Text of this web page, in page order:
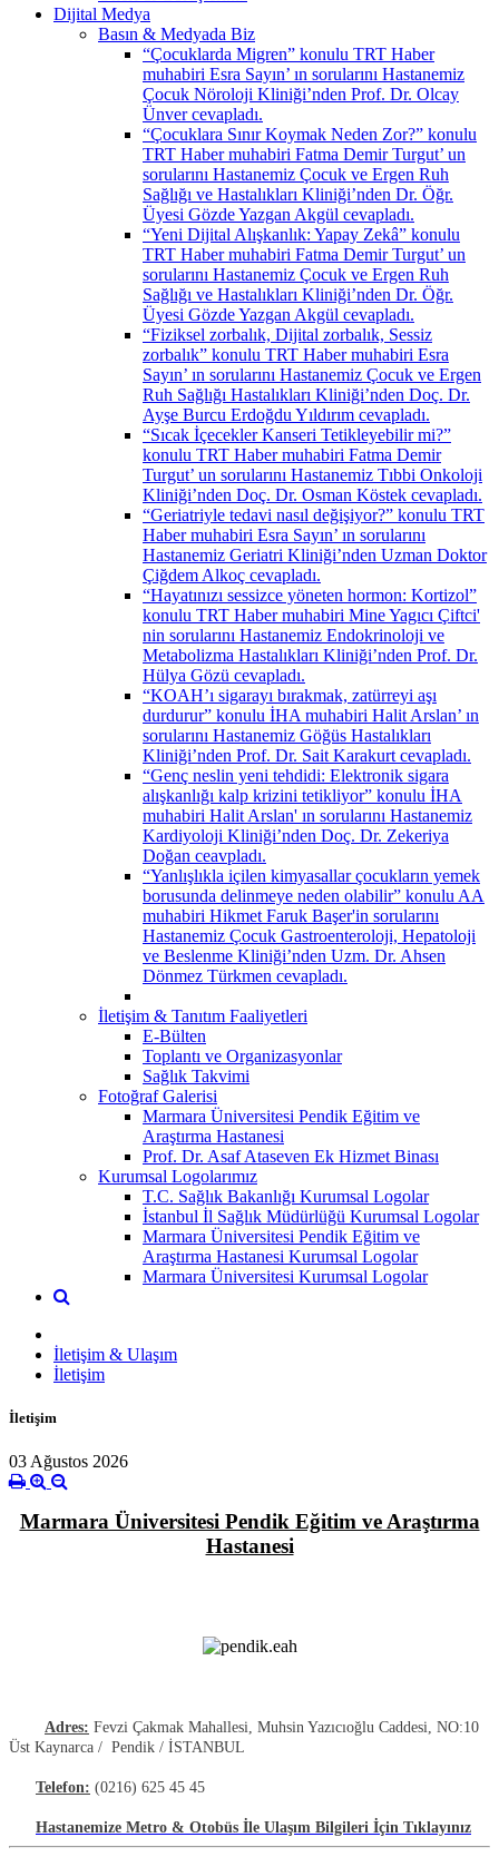
Dijital Medya
Basın & Medyada Biz
“Çocuklarda Migren” konulu TRT Haber
muhabiri Esra Sayın’ ın sorularını Hastanemiz
Çocuk Nöroloji Kliniği’nden Prof. Dr. Olcay
Ünver cevapladı.
“Çocuklara Sınır Koymak Neden Zor?” konulu
TRT Haber muhabiri Fatma Demir Turgut’ un
sorularını Hastanemiz Çocuk ve Ergen Ruh
Sağlığı ve Hastalıkları Kliniği’nden Dr. Öğr.
Üyesi Gözde Yazgan Akgül cevapladı.
“Yeni Dijital Alışkanlık: Yapay Zekâ” konulu
TRT Haber muhabiri Fatma Demir Turgut’ un
sorularını Hastanemiz Çocuk ve Ergen Ruh
Sağlığı ve Hastalıkları Kliniği’nden Dr. Öğr.
Üyesi Gözde Yazgan Akgül cevapladı.
“Fiziksel zorbalık, Dijital zorbalık, Sessiz
zorbalık” konulu TRT Haber muhabiri Esra
Sayın’ ın sorularını Hastanemiz Çocuk ve Ergen
Ruh Sağlığı Hastalıkları Kliniği’nden Doç. Dr.
Ayşe Burcu Erdoğdu Yıldırım cevapladı.
“Sıcak İçecekler Kanseri Tetikleyebilir mi?”
konulu TRT Haber muhabiri Fatma Demir
Turgut’ un sorularını Hastanemiz Tıbbi Onkoloji
Kliniği’nden Doç. Dr. Osman Köstek cevapladı.
“Geriatriyle tedavi nasıl değişiyor?” konulu TRT
Haber muhabiri Esra Sayın’ ın sorularını
Hastanemiz Geriatri Kliniği’nden Uzman Doktor
Çiğdem Alkoç cevapladı.
“Hayatınızı sessizce yöneten hormon: Kortizol”
konulu TRT Haber muhabiri Mine Yagıcı Çiftci'
nin sorularını Hastanemiz Endokrinoloji ve
Metabolizma Hastalıkları Kliniği’nden Prof. Dr.
Hülya Gözü cevapladı.
“KOAH’ı sigarayı bırakmak, zatürreyi aşı
durdurur” konulu İHA muhabiri Halit Arslan’ ın
sorularını Hastanemiz Göğüs Hastalıkları
Kliniği’nden Prof. Dr. Sait Karakurt cevapladı.
“Genç neslin yeni tehdidi: Elektronik sigara
alışkanlığı kalp krizini tetikliyor” konulu İHA
muhabiri Halit Arslan' ın sorularını Hastanemiz
Kardiyoloji Kliniği’nden Doç. Dr. Zekeriya
Doğan ceavpladı.
“Yanlışlıkla içilen kimyasallar çocukların yemek
borusunda delinmeye neden olabilir” konulu AA
muhabiri Hikmet Faruk Başer'in sorularını
Hastanemiz Çocuk Gastroenteroloji, Hepatoloji
ve Beslenme Kliniği’nden Uzm. Dr. Ahsen
Dönmez Türkmen cevapladı.
İletişim & Tanıtım Faaliyetleri
E-Bülten
Toplantı ve Organizasyonlar
Sağlık Takvimi
Fotoğraf Galerisi
Marmara Üniversitesi Pendik Eğitim ve
Araştırma Hastanesi
Prof. Dr. Asaf Ataseven Ek Hizmet Binası
Kurumsal Logolarımız
T.C. Sağlık Bakanlığı Kurumsal Logolar
İstanbul İl Sağlık Müdürlüğü Kurumsal Logolar
Marmara Üniversitesi Pendik Eğitim ve
Araştırma Hastanesi Kurumsal Logolar
Marmara Üniversitesi Kurumsal Logolar
İletişim & Ulaşım
İletişim
İletişim
03 Ağustos 2026
Marmara Üniversitesi Pendik Eğitim ve Araştırma
Hastanesi
Adres: Fevzi Çakmak Mahallesi, Muhsin Yazıcıoğlu Caddesi, NO:10
Üst Kaynarca / Pendik / İSTANBUL
Telefon: (0216) 625 45 45
Hastanemize Metro & Otobüs İle Ulaşım Bilgileri İçin Tıklayınız